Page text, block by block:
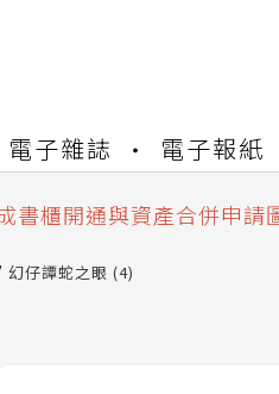
電子雜誌 電子報紙
產合併與書櫃開通申請
書櫃開通與資產合併申請
合併與書櫃開通申請
幻仔譚蛇之眼 (4)